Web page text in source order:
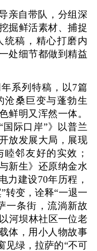
亲自带队，分组深
掘鲜活素材、捕捉
统稿，精心打磨内
处细节都做到精益
系列特稿，以7篇
沧桑巨变与蓬勃生
鲜明又浑然一体。
国际口岸”》以普兰
放发展大局，展现
邻友好的实效；
新生》还原纳金水
力建设70年历程，
转变，诠释“一退一
一条街，流淌新故
河坝林社区一位老
体，用小人物故事
见绿，拉萨的“不可